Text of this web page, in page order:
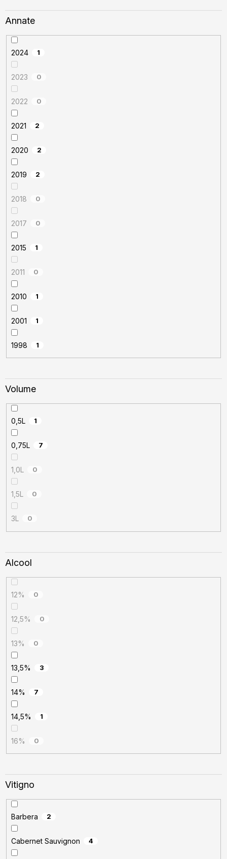
Annate
2024 1
2023 0
2022 0
2021 2
2020 2
2019 2
2018 0
2017 0
2015 1
2011 0
2010 1
2001 1
1998 1
Volume
0,5L 1
0,75L 7
1,0L 0
1,5L 0
3L 0
Alcool
12% 0
12,5% 0
13% 0
13,5% 3
14% 7
14,5% 1
16% 0
Vitigno
Barbera 2
Cabernet Sauvignon 4